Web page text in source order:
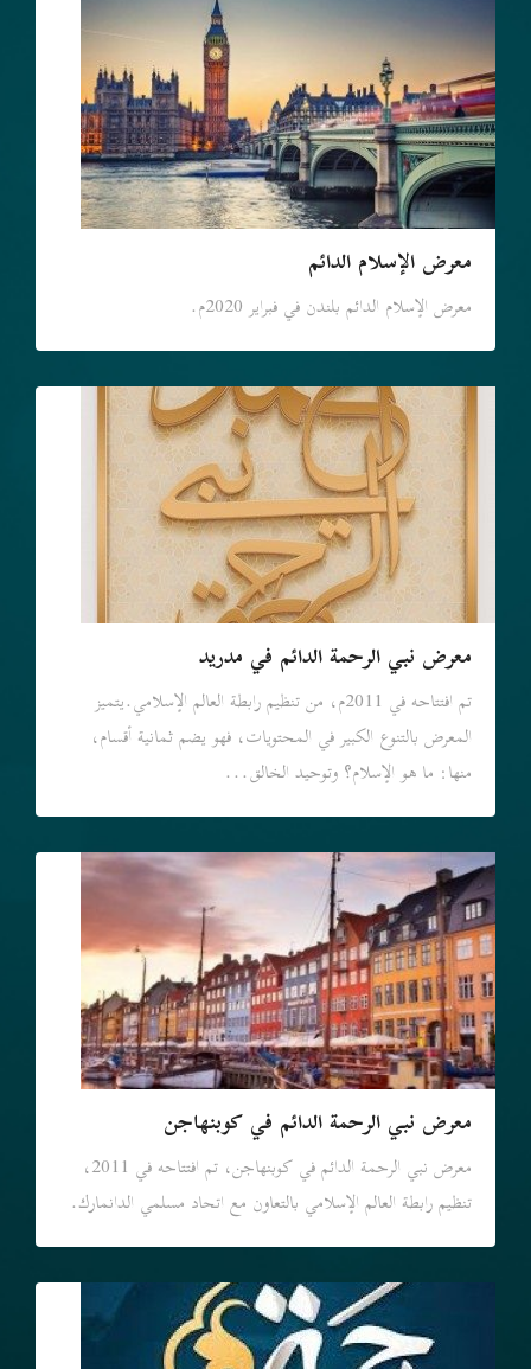
معرض الإسلام الدائم
معرض الإسلام الدائم بلندن في فبراير 2020م.
معرض نبي الرحمة الدائم في مدريد
تم افتتاحه في 2011م، من تنظيم رابطة العالم الإسلامي.يتميز
المعرض بالتنوع الكبير في المحتويات، فهو يضم ثمانية أقسام،
منها: ما هو الإسلام؟ وتوحيد الخالق...
معرض نبي الرحمة الدائم في كوبنهاجن
معرض نبي الرحمة الدائم في كوبنهاجن، تم افتتاحه في 2011،
تنظيم رابطة العالم الإسلامي بالتعاون مع اتحاد مسلمي الدانمارك.